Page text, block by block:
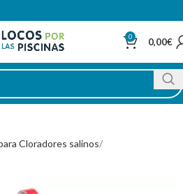
0 0,00€
Cloradores salinos